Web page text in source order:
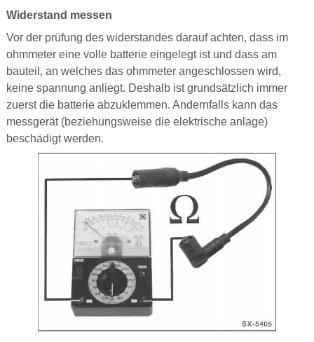
Widerstand messen
Vor der prüfung des widerstandes darauf achten, dass im
ohmmeter eine volle batterie eingelegt ist und dass am
bauteil, an welches das ohmmeter angeschlossen wird,
keine spannung anliegt. Deshalb ist grundsätzlich immer
zuerst die batterie abzuklemmen. Andernfalls kann das
messgerät (beziehungsweise die elektrische anlage)
beschädigt werden.